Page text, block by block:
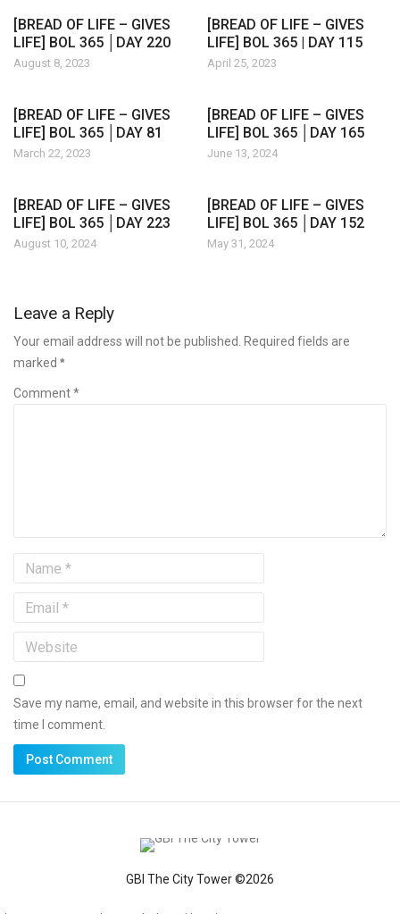
[BREAD OF LIFE – GIVES
LIFE] BOL 365 │DAY 220
August 8, 2023
[BREAD OF LIFE – GIVES
LIFE] BOL 365 | DAY 115
April 25, 2023
[BREAD OF LIFE – GIVES
LIFE] BOL 365 │DAY 81
March 22, 2023
[BREAD OF LIFE – GIVES
LIFE] BOL 365 │DAY 165
June 13, 2024
[BREAD OF LIFE – GIVES
LIFE] BOL 365 │DAY 223
August 10, 2024
[BREAD OF LIFE – GIVES
LIFE] BOL 365 │DAY 152
May 31, 2024
Leave a Reply
Your email address will not be published. Required fields are
marked *
Comment *
Save my name, email, and website in this browser for the next
time I comment.
GBI The City Tower ©2026